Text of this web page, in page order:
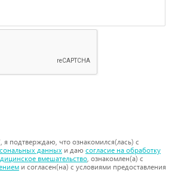
подтверждаю, что ознакомился(лась) с
данных и даю согласие на обработку
вмешательство, ознакомлен(а) с
и согласен(на) с условиями предоставления